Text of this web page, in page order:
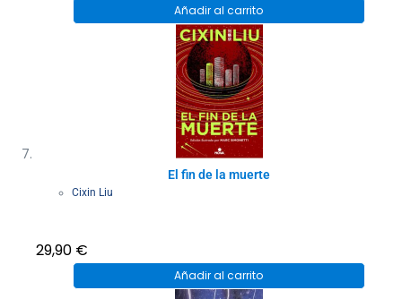
Añadir al carrito
El fin de la muerte
Cixin Liu
29,90 €
Añadir al carrito